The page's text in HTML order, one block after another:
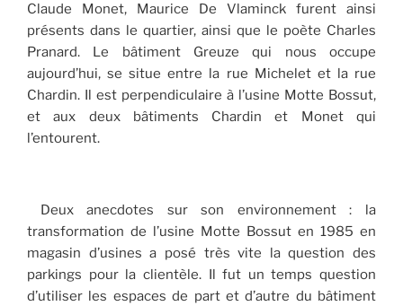
Claude Monet, Maurice De Vlaminck furent ainsi
présents dans le quartier, ainsi que le poète Charles
Pranard. Le bâtiment Greuze qui nous occupe
aujourd’hui, se situe entre la rue Michelet et la rue
Chardin. Il est perpendiculaire à l’usine Motte Bossut,
et aux deux bâtiments Chardin et Monet qui
l’entourent.
Deux anecdotes sur son environnement : la
transformation de l’usine Motte Bossut en 1985 en
magasin d’usines a posé très vite la question des
parkings pour la clientèle. Il fut un temps question
d’utiliser les espaces de part et d’autre du bâtiment